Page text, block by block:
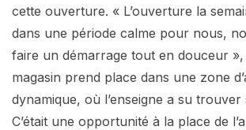
cette ouverture. « L’ouverture la
dans une période calme pour nous,
faire un démarrage tout en douceur
magasin prend place dans une zone
dynamique, où l’enseigne a su trouver
C’était une opportunité à la place de